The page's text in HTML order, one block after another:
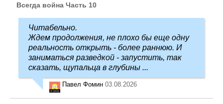
Всегда война Часть 10
Читабельно.
Ждем продолжения, не плохо бы еще одну
реальность открыть - более раннюю. И
заниматься разведкой - запустить, так
сказать, щупальца в глубины ...
Павел Фомин 03.08.2026